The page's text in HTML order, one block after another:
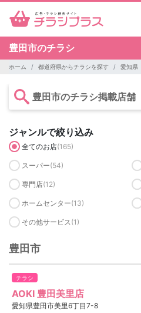
豊田市のチラシ
ホーム 都道府県からチラシを探す 愛知県
豊田市のチラシ掲載店舗
ジャンルで絞り込み
全てのお店(165)
スーパー(54)
専門店(12)
ホームセンター(13)
その他サービス (1)
豊田市
チラシ
AOKI 豊田美里店
愛知県豊田市美里6丁目7-8